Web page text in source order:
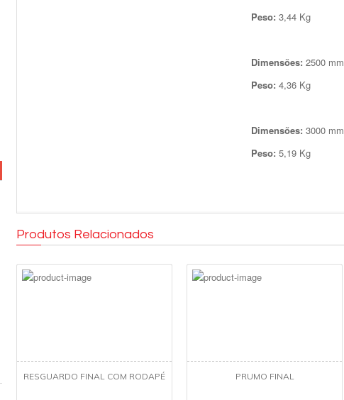
Peso: 3,44 Kg
Dimensões: 2500 mm
Peso: 4,36 Kg
Dimensões: 3000 mm
Peso: 5,19 Kg
Produtos Relacionados
RESGUARDO FINAL COM RODAPÉ PRUMO FINAL